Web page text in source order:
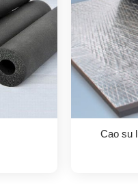
Cao su